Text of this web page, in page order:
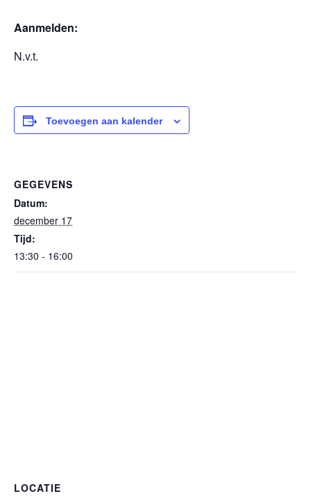
Aanmelden:
N.v.t.
Toevoegen aan kalender
GEGEVENS
Datum:
december 17
Tijd:
13:30 - 16:00
LOCATIE